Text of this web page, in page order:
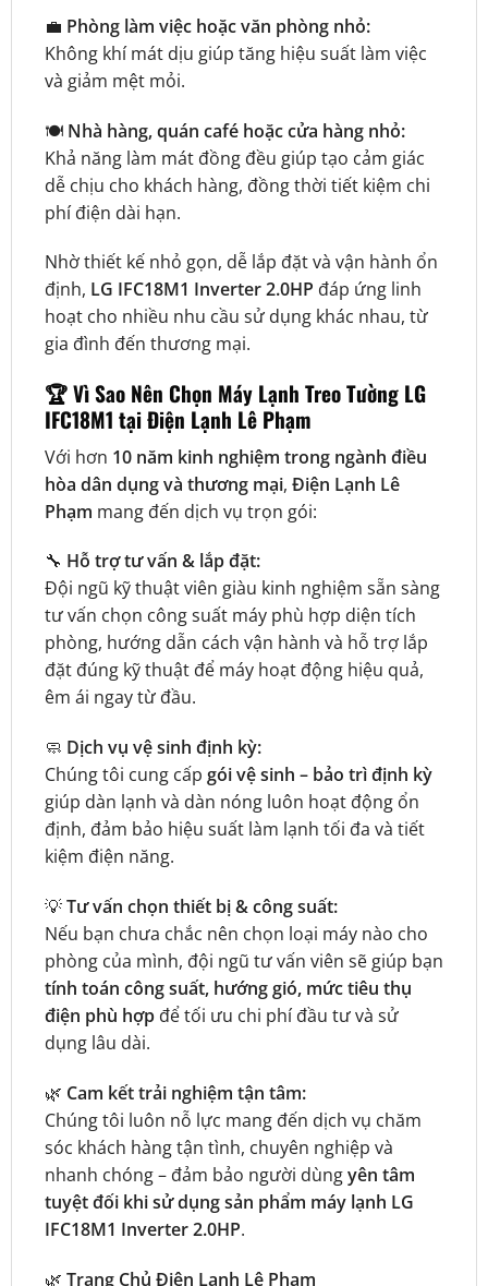
💼 Phòng làm việc hoặc văn phòng nhỏ:
Không khí mát dịu giúp tăng hiệu suất làm việc
và giảm mệt mỏi.
🍽️ Nhà hàng, quán café hoặc cửa hàng nhỏ:
Khả năng làm mát đồng đều giúp tạo cảm giác
dễ chịu cho khách hàng, đồng thời tiết kiệm chi
phí điện dài hạn.
Nhờ thiết kế nhỏ gọn, dễ lắp đặt và vận hành ổn
định, LG IFC18M1 Inverter 2.0HP đáp ứng linh
hoạt cho nhiều nhu cầu sử dụng khác nhau, từ
gia đình đến thương mại.
🏆Vì Sao Nên Chọn Máy Lạnh Treo Tường LG
IFC18M1 tại Điện Lạnh Lê Phạm
Với hơn 10 năm kinh nghiệm trong ngành điều
hòa dân dụng và thương mại, Điện Lạnh Lê
Phạm mang đến dịch vụ trọn gói:
🔧 Hỗ trợ tư vấn & lắp đặt:
Đội ngũ kỹ thuật viên giàu kinh nghiệm sẵn sàng
tư vấn chọn công suất máy phù hợp diện tích
phòng, hướng dẫn cách vận hành và hỗ trợ lắp
đặt đúng kỹ thuật để máy hoạt động hiệu quả,
êm ái ngay từ đầu.
🧼 Dịch vụ vệ sinh định kỳ:
Chúng tôi cung cấp gói vệ sinh – bảo trì định kỳ
giúp dàn lạnh và dàn nóng luôn hoạt động ổn
định, đảm bảo hiệu suất làm lạnh tối đa và tiết
kiệm điện năng.
💡Tư vấn chọn thiết bị & công suất:
Nếu bạn chưa chắc nên chọn loại máy nào cho
phòng của mình, đội ngũ tư vấn viên sẽ giúp bạn
tính toán công suất, hướng gió, mức tiêu thụ
điện phù hợpđể tối ưu chi phí đầu tư và sử
dụng lâu dài.
🌿 Cam kết trải nghiệm tận tâm:
Chúng tôi luôn nỗ lực mang đến dịch vụ chăm
sóc khách hàng tận tình, chuyên nghiệp và
nhanh chóng – đảm bảo người dùngyên tâm
tuyệt đối khi sử dụng sản phẩm máy lạnh LG
IFC18M1 Inverter 2.0HP.
🌿 Trang Chủ Điện Lạnh Lê Phạm